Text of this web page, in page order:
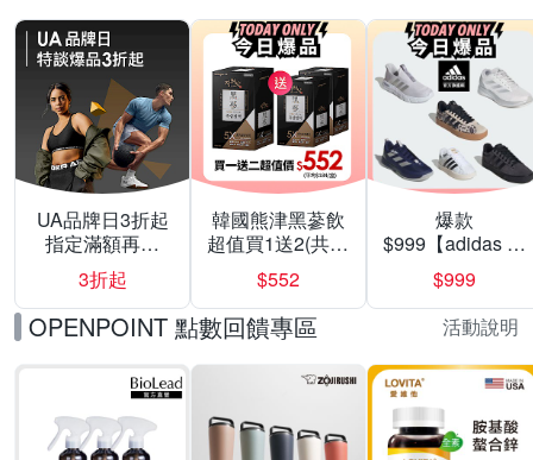
UA品牌日3折起
指定滿額再折
200
3折起
韓國熊津黑蔘飲
超值買1送2(共24
入組)
$552
爆款
$999【adidas 愛
迪達】男/女 精選
運動鞋休閒鞋 任
選均一價
$999
OPENPOINT 點數回饋專區 活動說明